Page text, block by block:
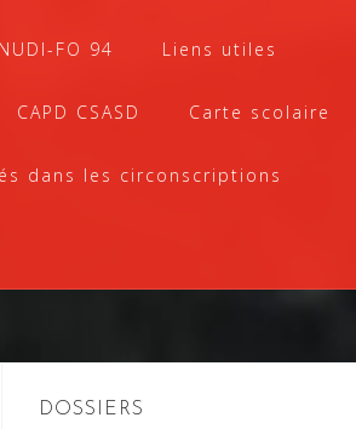
FO 94 Liens utiles
CAPD CSASD Carte scolaire
dans les circonscriptions
DOSSIERS